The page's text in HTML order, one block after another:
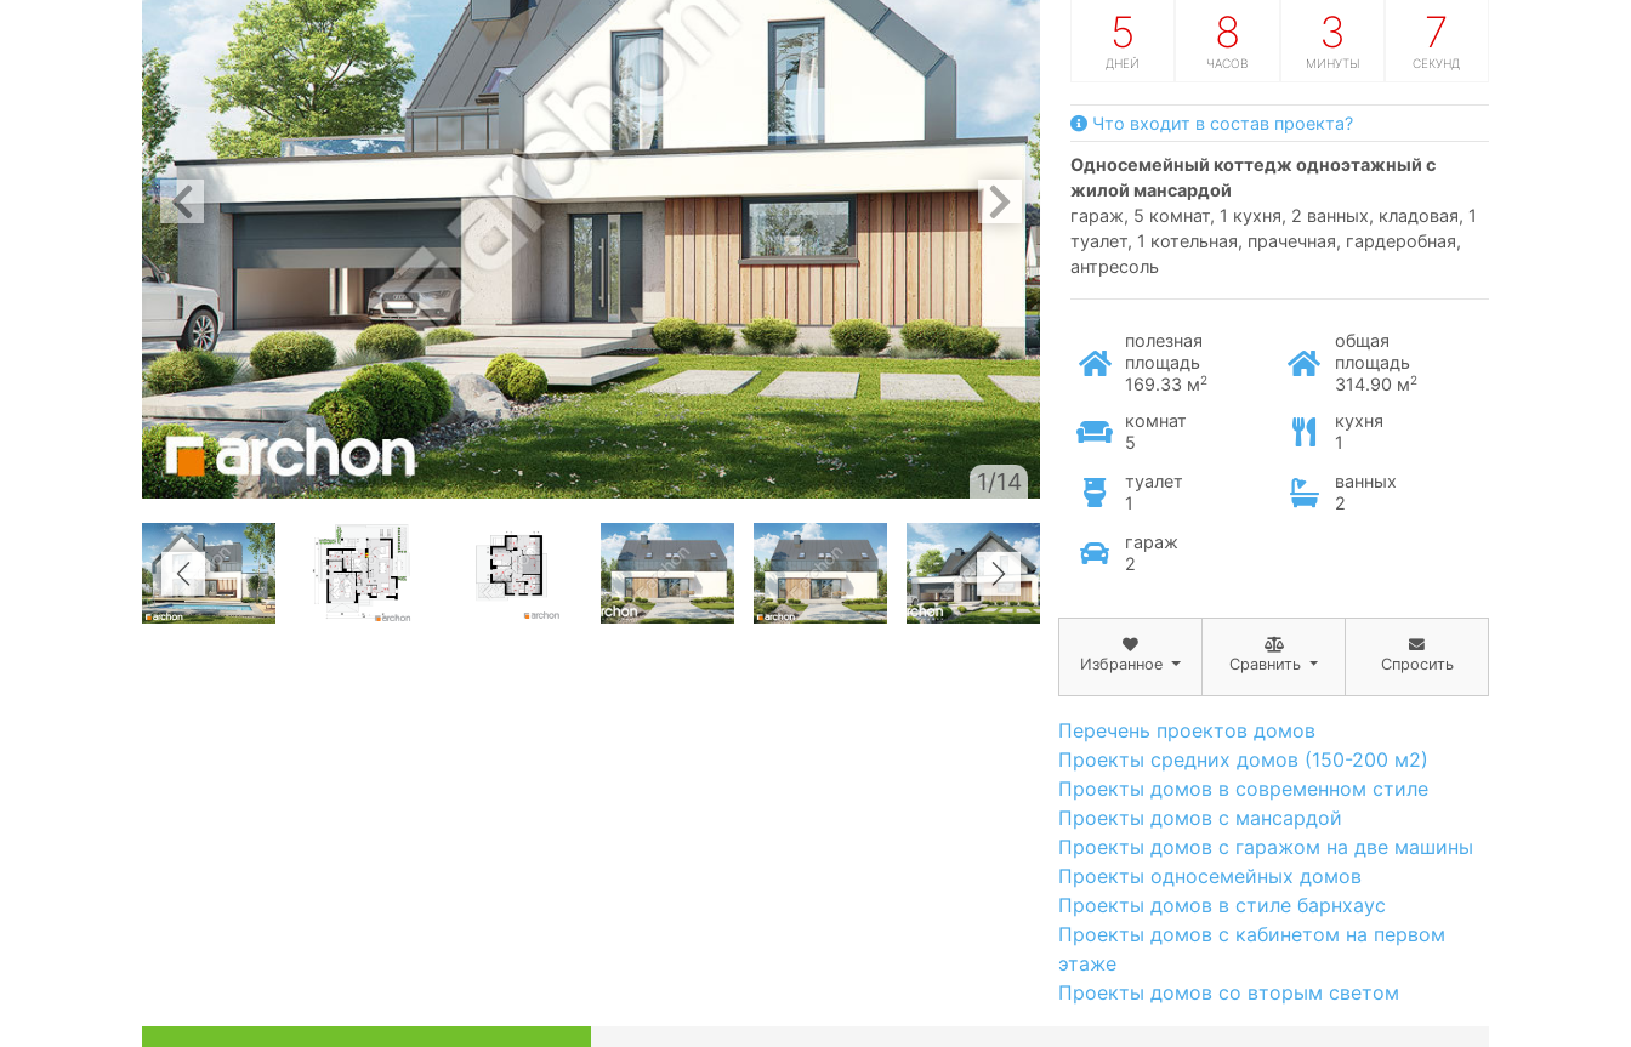
1/14
5
ДНЕЙ
8
ЧАСОВ
3
МИНУТЫ
5
СЕКУНД
Что входит в состав проекта?
односемейный коттедж одноэтажный с
жилой мансардой
гараж, 5 комнат, 1 кухня, 2 ванных, кладовая, 1
туалет, 1 котельная, прачечная, гардеробная,
антресоль
полезная
площадь
169.33 м2
общая
площадь
314.90 м2
комнат
5
кухня
1
туалет
1
ванных
2
гараж
2
Избранное Сравнить Спросить
Перечень проектов домов
Проекты средних домов (150-200 м2)
Проекты домов в современном стиле
Проекты домов с мансардой
Проекты домов с гаражом на две машины
Проекты односемейных домов
Проекты домов в стиле барнхаус
Проекты домов с кабинетом на первом
этаже
Проекты домов со вторым светом